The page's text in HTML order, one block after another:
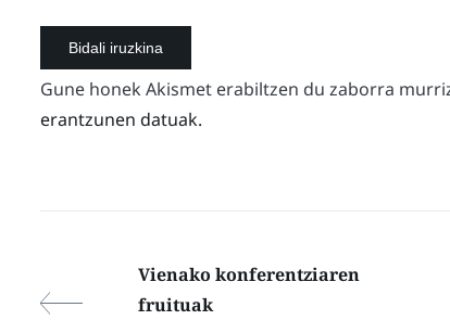
Gune honek Akismet erabiltzen du zaborra
erantzunen datuak.
Vienako konferentziaren
fruituak